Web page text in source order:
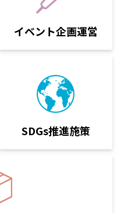
イベント企画運営
SDGs推進施策